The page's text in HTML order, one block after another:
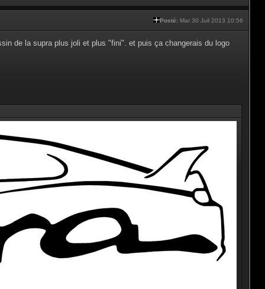
Posté: Mar 30 Juil 2013 10:56
de la supra plus joli et plus "fini". et puis ça changerais du logo